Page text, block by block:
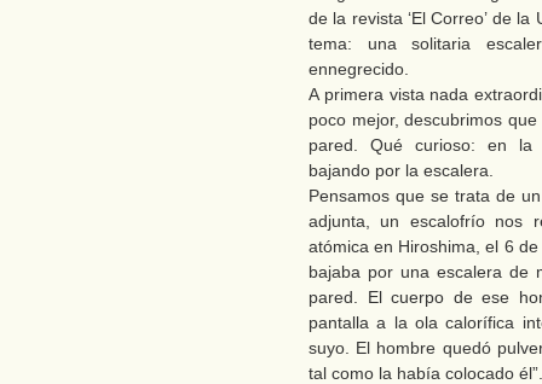
de la revista ‘El Correo’ de
tema: una solitaria
ennegrecido.
A primera vista nada
poco mejor, descubrimos
pared. Qué curioso: en la
bajando por la escalera.
Pensamos que se trata de
adjunta, un escalofrío nos
atómica en Hiroshima, el 6
bajaba por una escalera de
pared. El cuerpo de ese
pantalla a la ola calorífica
suyo. El hombre quedó
tal como la había colocado él”.